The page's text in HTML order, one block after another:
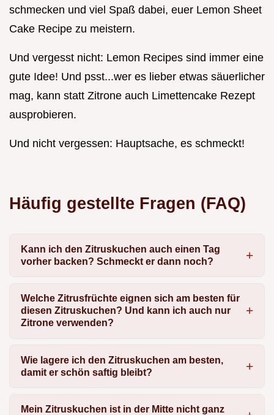
schmecken und viel Spaß dabei, euer Lemon Sheet
Cake Recipe zu meistern.
Und vergesst nicht: Lemon Recipes sind immer eine
gute Idee! Und psst...wer es lieber etwas säuerlicher
mag, kann statt Zitrone auch Limettencake Rezept
ausprobieren.
Und nicht vergessen: Hauptsache, es schmeckt!
Häufig gestellte Fragen (FAQ)
Kann ich den Zitruskuchen auch einen Tag
vorher backen? Schmeckt er dann noch?
Welche Zitrusfrüchte eignen sich am besten für
diesen Zitruskuchen? Und kann ich auch nur
Zitrone verwenden?
Wie lagere ich den Zitruskuchen am besten,
damit er schön saftig bleibt?
Mein Zitruskuchen ist in der Mitte nicht ganz